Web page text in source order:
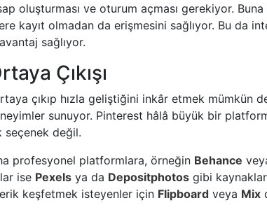
oluşturması ve oturum açması gerekiyor. Buna
kayıt olmadan da erişmesini sağlıyor. Bu da
sağlıyor.
Çıkışı
çıkıp hızla geliştiğini inkâr etmek mümkün
sunuyor. Pinterest hâlâ büyük bir
seçenek değil.
profesyonel platformlara, örneğin Behance
ise Pexels ya da Depositphotos gibi
keşfetmek isteyenler için Flipboard veya Mix